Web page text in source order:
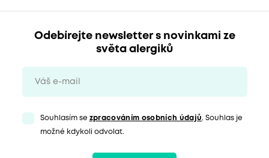
Odebírejte newsletter s novinkami ze
světa alergiků
Souhlasím se zpracováním osobních údajů. Souhlas je
možné kdykoli odvolat.